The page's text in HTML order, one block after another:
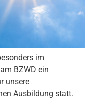
im
BZWD ein
unsere
Ausbildung statt.